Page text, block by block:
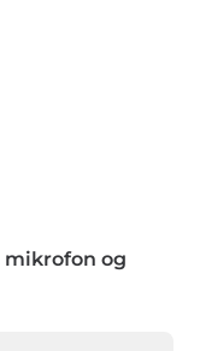
mikrofon og